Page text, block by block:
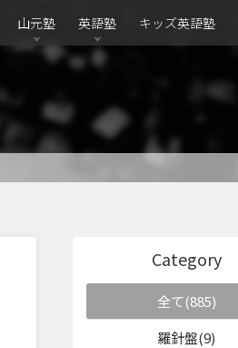
山元塾 英語塾 キッズ英語塾
Category
全て(885)
羅針盤(9)